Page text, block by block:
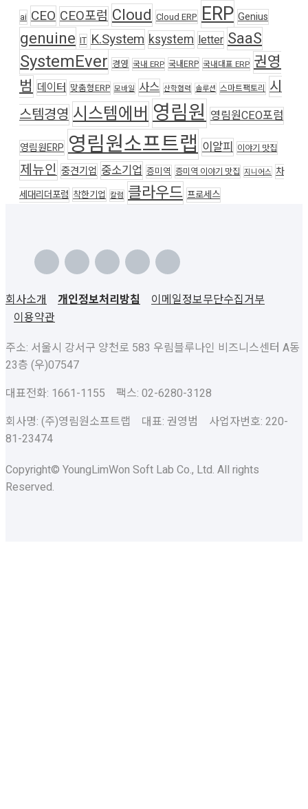
ai CEO CEO포럼 Cloud Cloud ERP ERP Genius
genuine IT K.System ksystem letter SaaS
SystemEver 경영 국내 ERP 국내ERP 국내대표 ERP 권영
범 데이터 맞춤형ERP 모바일 사스 산학협력 솔루션 스마트팩토리 시
스템경영 시스템에버영림원 영림원CEO포럼
영림원ERP 영림원소프트랩 이알피 이야기 맛집
제뉴인 중견기업 중소기업 증미역 증미역 이야기 맛집 지니어스 차
세대리더포럼 착한기업 칼럼 클라우드 프로세스
회사소개 개인정보처리방침
이메일정보무단수집거부
이용약관
주소: 서울시 강서구 양천로 583 우림블루나인 비즈니스센터 A동
23층 (우)07547
대표전화: 1661-1155 팩스: 02-6280-3128
회사명: (주)영림원소프트랩 대표: 권영범 사업자번호: 220-
81-23474
Copyright© YoungLimWon Soft Lab Co., Ltd. All rights
Reserved.